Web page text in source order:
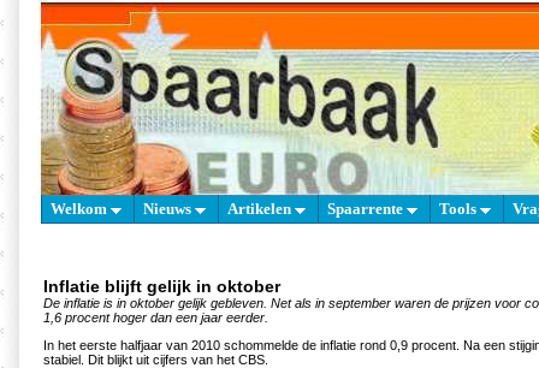
Welkom Nieuws Artikelen Spaarrente Tools
Inflatie blijft gelijk in oktober
De inflatie is in oktober gelijk gebleven. Net als in september waren de prijzen voor
1,6 procent hoger dan een jaar eerder.
In het eerste halfjaar van 2010 schommelde de inflatie rond 0,9 procent. Na een
stabiel. Dit blijkt uit cijfers van het CBS.